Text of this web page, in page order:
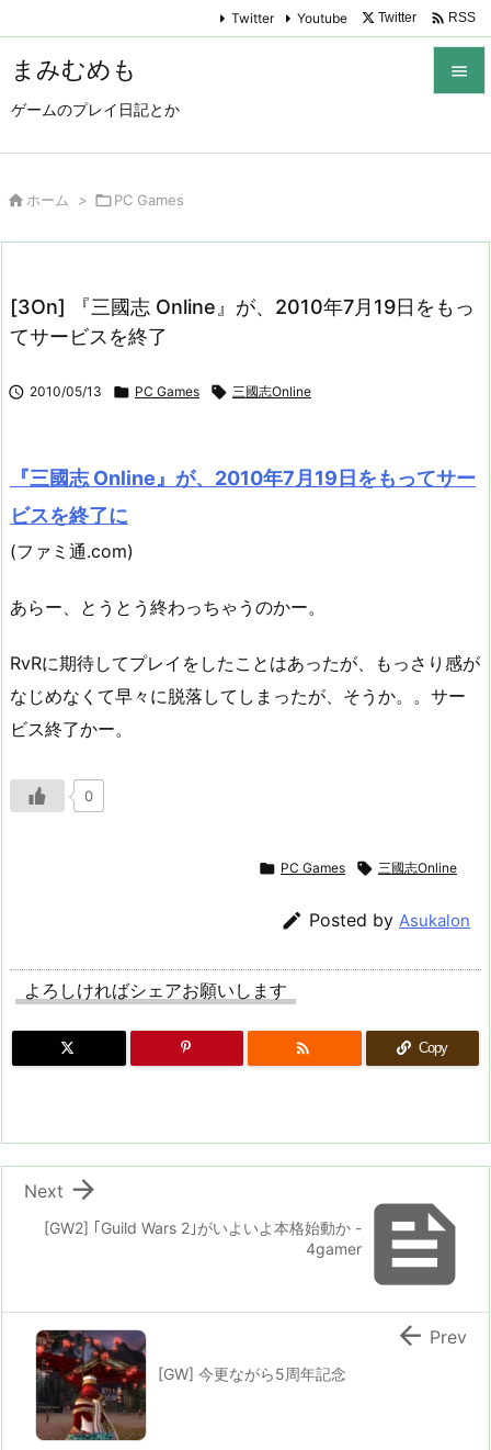
まみむめも
ゲームのプレイ日記とか

次へ
Twitter Youtube Twitter  RSS
 ホーム > PC Games
[3On] 『三國志 Online』が、2010年7月19日をもっ
てサービスを終了
 2010/05/13  PC Games  三國志Online
『三國志 Online』が、2010年7月19日をもってサー
ビスを終了に
(ファミ通.com)
あらー、とうとう終わっちゃうのかー。
RvRに期待してプレイをしたことはあったが、もっさり感が
なじめなくて早々に脱落してしまったが、そうか。。サー
ビス終了かー。
0
 PC Games  三國志Online
 Posted by Asukalon
よろしければシェアお願いします
 Copy

[GW2] ｢Guild Wars 2｣がいよいよ本格始動か -
4gamer

Next
[GW] 今更ながら5周年記念
 Prev